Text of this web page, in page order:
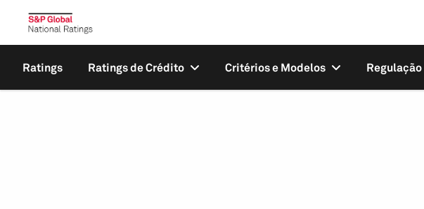
Ratings Ratings de Crédito Critérios e Modelos Regulação